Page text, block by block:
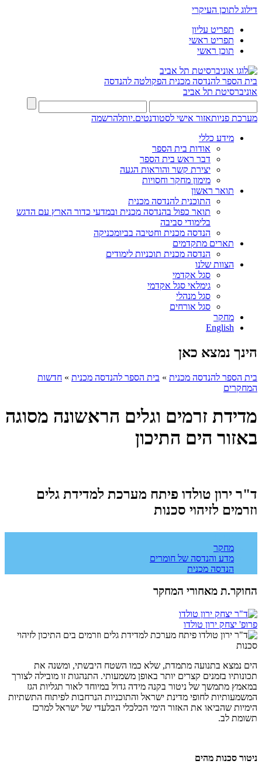
דילוג לתוכן העיקרי
תפריט עליון
תפריט ראשי
תוכן ראשי
בית הספר להנדסה מכנית הפקולטה להנדסה
אוניברסיטת תל אביב
מערכת פניותאזור אישי לסטודנטים.יותלהרשמה
מידע כללי
אודות בית הספר
דבר ראש בית הספר
יצירת קשר והוראות הגעה
מימון מחקר וחסויות
תואר ראשון
התוכנית להנדסה מכנית
תואר כפול בהנדסה מכנית ובמדעי כדור הארץ עם הדגש
בלימודי סביבה
הנדסה מכנית וחטיבה בביומכניקה
תארים מתקדמים
הנדסה מכנית תוכניות לימודים
הצוות שלנו
סגל אקדמי
גימלאי סגל אקדמי
סגל מנהלי
סגל אורחים
מחקר
English
הינך נמצא כאן
בית הספר להנדסה מכנית » בית הספר להנדסה מכנית » חדשות
המחקרים
מדידת זרמים וגלים הראשונה מסוגה
באזור הים התיכון
ד"ר ירון טולדו פיתח מערכת למדידת גלים
וזרמים לזיהוי סכנות
מחקר
מדע והנדסה של חומרים
הנדסה מכנית
החוקר.ת מאחורי המחקר
פרופ' יצחק ירון טולדו
הים נמצא בתנועה מתמדת, שלא כמו השטח היבשתי, ומשנה את
תכונותיו בזמנים קצרים יותר באופן משמעותי. התנהגות זו מובילה לצורך
במאמץ מתמשך של ניטור בקנה מידה גדול במיוחד לאור תגליות הגז
המשמעותיות לחופי מדינת ישראל והתוכניות הנרחבות לפיתוח התשתיות
הימיות שהביאו את האזור הימי הכלכלי הבלעדי של ישראל למרכז
תשומת לב.
ניטור סכנות מהים